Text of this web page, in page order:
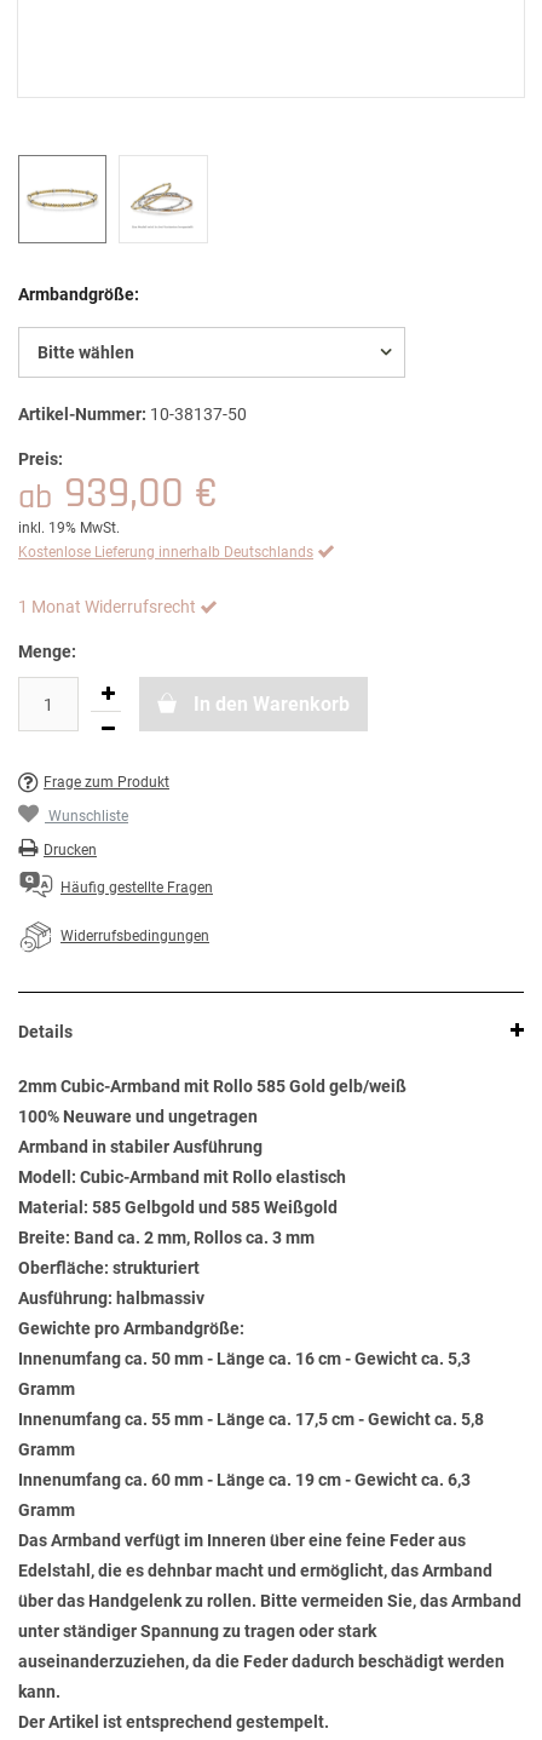
Armbandgröße:
Bitte wählen
Artikel-Nummer: 10-38137-50
Preis:
ab 939,00 €
inkl. 19% MwSt.
Kostenlose Lieferung innerhalb Deutschlands
1 Monat Widerrufsrecht
Menge:
In den Warenkorb
Frage zum Produkt
Wunschliste
Drucken
Häufig gestellte Fragen
Widerrufsbedingungen
Details
2mm Cubic-Armband mit Rollo 585 Gold gelb/weiß
100% Neuware und ungetragen
Armband in stabiler Ausführung
Modell: Cubic-Armband mit Rollo elastisch
Material: 585 Gelbgold und 585 Weißgold
Breite: Band ca. 2 mm, Rollos ca. 3 mm
Oberfläche: strukturiert
Ausführung: halbmassiv
Gewichte pro Armbandgröße:
Innenumfang ca. 50 mm - Länge ca. 16 cm - Gewicht ca. 5,3
Gramm
Innenumfang ca. 55 mm - Länge ca. 17,5 cm - Gewicht ca. 5,8
Gramm
Innenumfang ca. 60 mm - Länge ca. 19 cm - Gewicht ca. 6,3
Gramm
Das Armband verfügt im Inneren über eine feine Feder aus
Edelstahl, die es dehnbar macht und ermöglicht, das Armband
über das Handgelenk zu rollen. Bitte vermeiden Sie, das Armband
unter ständiger Spannung zu tragen oder stark
auseinanderzuziehen, da die Feder dadurch beschädigt werden
kann.
Der Artikel ist entsprechend gestempelt.